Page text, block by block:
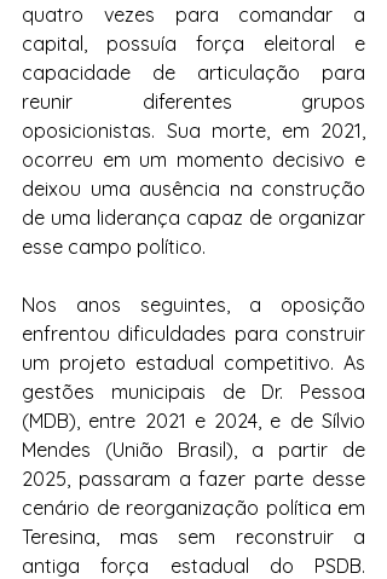
quatro vezes para comandar a
capital, possuía força eleitoral e
capacidade de articulação para
reunir diferentes grupos
oposicionistas. Sua morte, em 2021,
ocorreu em um momento decisivo e
deixou uma ausência na construção
de uma liderança capaz de organizar
esse campo político.
Nos anos seguintes, a oposição
enfrentou dificuldades para construir
um projeto estadual competitivo. As
gestões municipais de Dr. Pessoa
(MDB), entre 2021 e 2024, e de Sílvio
Mendes (União Brasil), a partir de
2025, passaram a fazer parte desse
cenário de reorganização política em
Teresina, mas sem reconstruir a
antiga força estadual do PSDB.